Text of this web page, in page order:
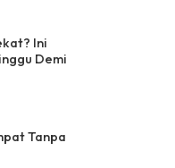
Ini
Demi
Tanpa